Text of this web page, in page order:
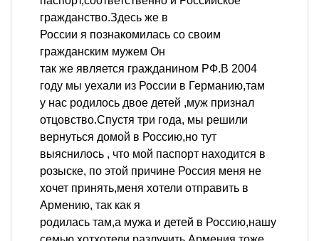
гражданство.Здесь же в
России я познакомилась со своим
гражданским мужем Oн
так же является гражданином РФ.В 2004
году мы уехали из России в Германию,там
у нас родилось двое детей ,муж признал
отцовство.Спустя три года, мы решили
вернуться домой в Россию,но тут
выяснилось , что мой паспорт находится в
розыске, по этой причине Россия меня не
хочет принять,меня хотели отправить в
Армению, так как я
родилась там,а мужа и детей в Россию,нашу